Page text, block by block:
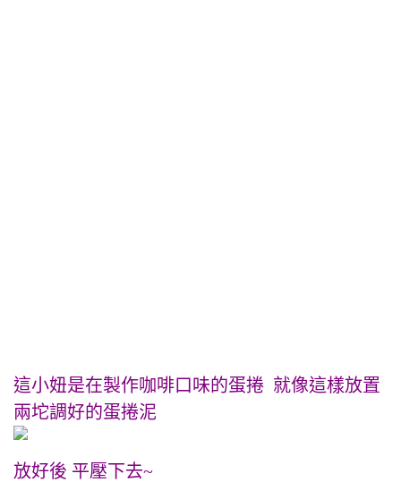
這小妞是在製作咖啡口味的蛋捲 就像這樣放置
兩坨調好的蛋捲泥
放好後 平壓下去~